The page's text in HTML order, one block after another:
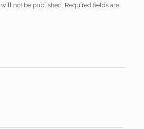
not be published. Required fields are